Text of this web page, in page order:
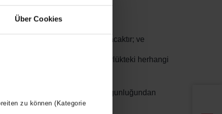
Über Cookies
zu können (Kategorie
planladığı amaca uygun olacaktır; ve
hakkının ihlaline veya yürürlükteki herhangi
performansından veya uygunluğundan